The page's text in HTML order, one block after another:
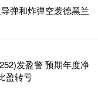
弹和炸弹空袭德黑兰
发盈警 预期年度净
盈转亏